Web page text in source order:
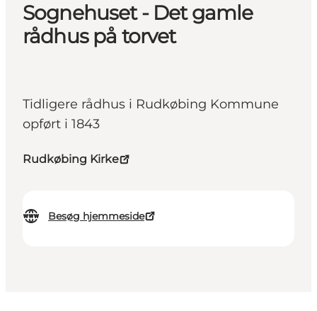
Sognehuset - Det gamle
rådhus på torvet
Tidligere rådhus i Rudkøbing Kommune
opført i 1843
Rudkøbing Kirke
Besøg hjemmeside